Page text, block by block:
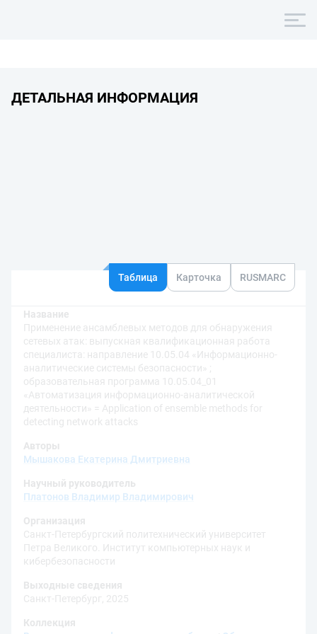
ДЕТАЛЬНАЯ ИНФОРМАЦИЯ
Таблица Карточка RUSMARC
Название
Применение ансамблевых методов для обнаружения
сетевых атак: выпускная квалификационная работа
специалиста: направление 10.05.04 «Информационно-
аналитические системы безопасности» ;
образовательная программа 10.05.04_01
«Автоматизация информационно-аналитической
деятельности» = Application of ensemble methods for
detecting network attacks
Авторы
Мышакова Екатерина Дмитриевна
Научный руководитель
Платонов Владимир Владимирович
Организация
Санкт-Петербургский политехнический университет
Петра Великого. Институт компьютерных наук и
кибербезопасности
Выходные сведения
Санкт-Петербург, 2025
Коллекция